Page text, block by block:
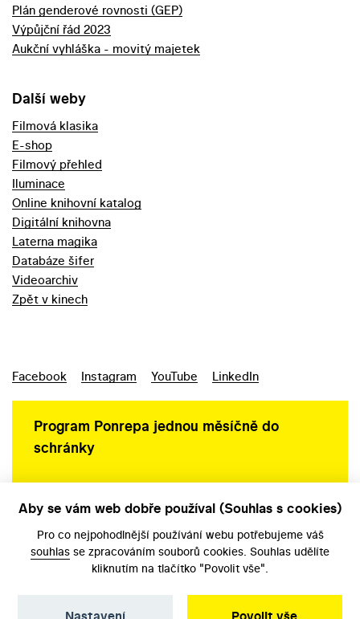
Plán genderové rovnosti (GEP)
Výpůjční řád 2023
Aukční vyhláška - movitý majetek
Další weby
Filmová klasika
E-shop
Filmový přehled
Iluminace
Online knihovní katalog
Digitální knihovna
Laterna magika
Databáze šifer
Videoarchiv
Zpět v kinech
Facebook Instagram YouTube LinkedIn
Program Ponrepa jednou měsíčně do
schránky
Aby se vám web dobře používal (Souhlas s cookies)
Pro co nejpohodlnější používání webu potřebujeme váš
souhlas se zpracováním souborů cookies. Souhlas udělíte
kliknutím na tlačítko "Povolit vše".
Povolit vše
Nastavení